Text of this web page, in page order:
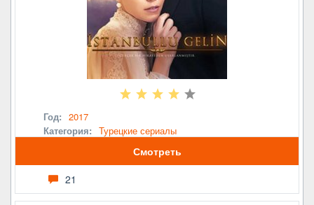
Год: 2017
Категория: Турецкие сериалы
Смотреть
21